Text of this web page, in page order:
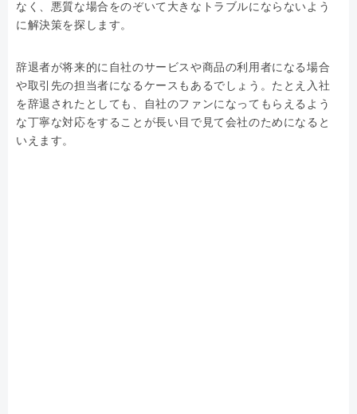
なく、悪質な場合をのぞいて大きなトラブルにならないよう
に解決策を探します。
辞退者が将来的に自社のサービスや商品の利用者になる場合
や取引先の担当者になるケースもあるでしょう。たとえ入社
を辞退されたとしても、自社のファンになってもらえるよう
な丁寧な対応をすることが長い目で見て会社のためになると
いえます。